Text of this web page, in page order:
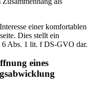
einer komfortablen
Dies stellt ein
6 Abs. 1 lit. f DS-GVO dar.
eines